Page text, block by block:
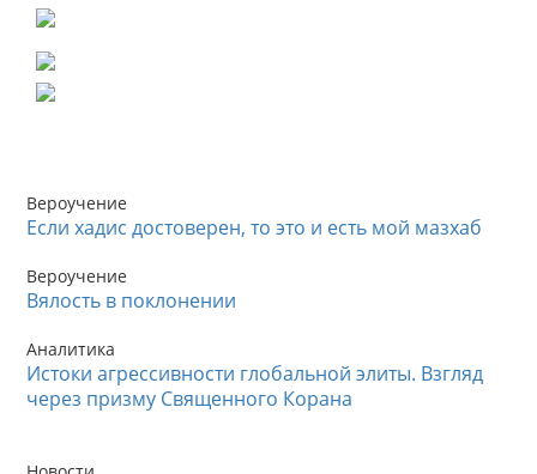
Вероучение
Если хадис достоверен, то это и есть мой мазхаб
Вероучение
Вялость в поклонении
Аналитика
Истоки агрессивности глобальной элиты. Взгляд
через призму Священного Корана